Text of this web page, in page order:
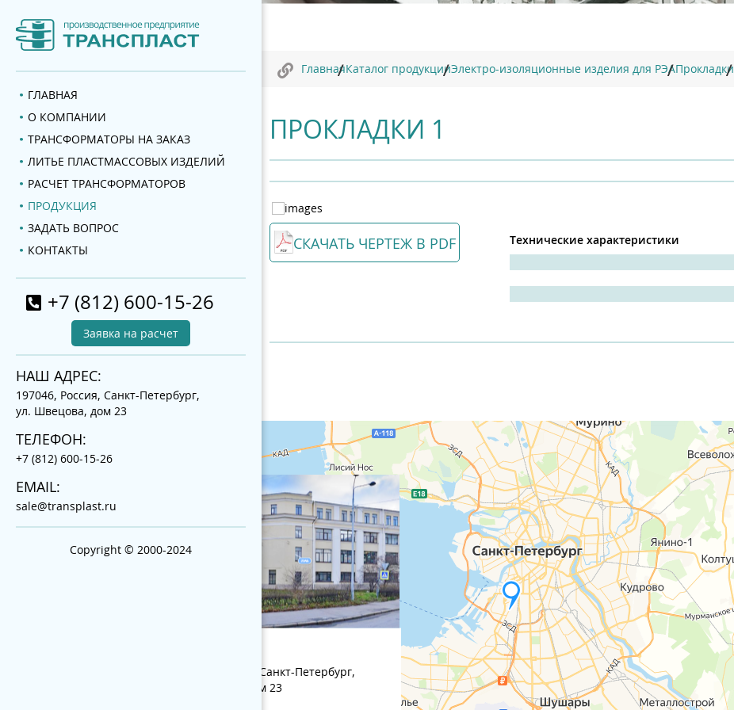
ГЛАВНАЯ
О КОМПАНИИ
ТРАНСФОРМАТОРЫ НА ЗАКАЗ
ЛИТЬЕ ПЛАСТМАССОВЫХ ИЗДЕЛИЙ
РАСЧЕТ ТРАНСФОРМАТОРОВ
ПРОДУКЦИЯ
ЗАДАТЬ ВОПРОС
КОНТАКТЫ
+7 (812) 600-15-26
Заявка на расчет
НАШ АДРЕС:
197046, Россия, Санкт-Петербург,
ул. Швецова, дом 23
ТЕЛЕФОН:
+7 (812) 600-15-26
EMAIL:
sale@transplast.ru
Copyright © 2000-2024
ГлавнаяКаталог продукцииЭлектро-изоляционные изделия для РЭАПрокладки
ПРОКЛАДКИ 1
СКАЧАТЬ ЧЕРТЕЖ В PDF Технические характеристики
197046, Россия, Санкт-Петербург,
ул. Швецова, дом 23